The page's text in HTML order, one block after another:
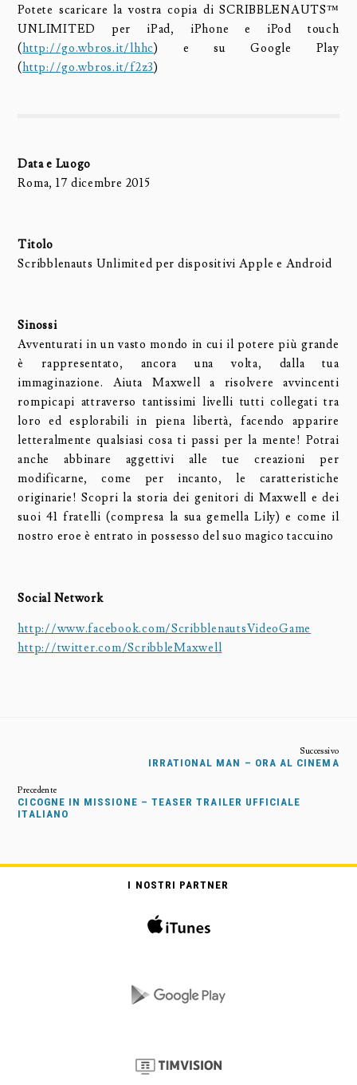
Potete scaricare la vostra copia di SCRIBBLENAUTS™
UNLIMITED per iPad, iPhone e iPod touch
(http://go.wbros.it/lhhc) e su Google Play
(http://go.wbros.it/f2z3)
Data e Luogo
Roma, 17 dicembre 2015
Titolo
Scribblenauts Unlimited per dispositivi Apple e Android
Sinossi
Avventurati in un vasto mondo in cui il potere più grande
è rappresentato, ancora una volta, dalla tua
immaginazione. Aiuta Maxwell a risolvere avvincenti
rompicapi attraverso tantissimi livelli tutti collegati tra
loro ed esplorabili in piena libertà, facendo apparire
letteralmente qualsiasi cosa ti passi per la mente! Potrai
anche abbinare aggettivi alle tue creazioni per
modificarne, come per incanto, le caratteristiche
originarie! Scopri la storia dei genitori di Maxwell e dei
suoi 41 fratelli (compresa la sua gemella Lily) e come il
nostro eroe è entrato in possesso del suo magico taccuino
Social Network
http://www.facebook.com/ScribblenautsVideoGame
http://twitter.com/ScribbleMaxwell
IRRATIONAL MAN – ORA AL CINEMA
CICOGNE IN MISSIONE – TEASER TRAILER UFFICIALE
ITALIANO
I NOSTRI PARTNER